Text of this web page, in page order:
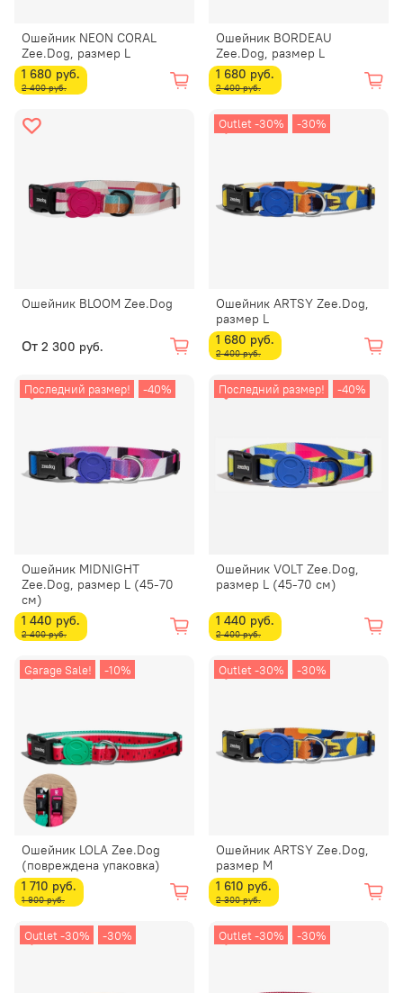
Ошейник NEON CORAL
Zee.Dog, размер L
1 680 руб.
2 400 руб.
Ошейник BORDEAU
Zee.Dog, размер L
1 680 руб.
2 400 руб.
Ошейник BLOOM Zee.Dog
От 2 300 руб.
Outlet -30% -30%
Ошейник ARTSY Zee.Dog,
размер L
1 680 руб.
2 400 руб.
Последний размер! -40%
Ошейник MIDNIGHT
Zee.Dog, размер L (45-70
см)
1 440 руб.
2 400 руб.
Последний размер! -40%
Ошейник VOLT Zee.Dog,
размер L (45-70 см)
1 440 руб.
2 400 руб.
Garage Sale! -10%
Ошейник LOLA Zee.Dog
(повреждена упаковка)
1 710 руб.
1 900 руб.
Outlet -30% -30%
Ошейник ARTSY Zee.Dog,
размер M
1 610 руб.
2 300 руб.
Outlet -30% -30% Outlet -30% -30%